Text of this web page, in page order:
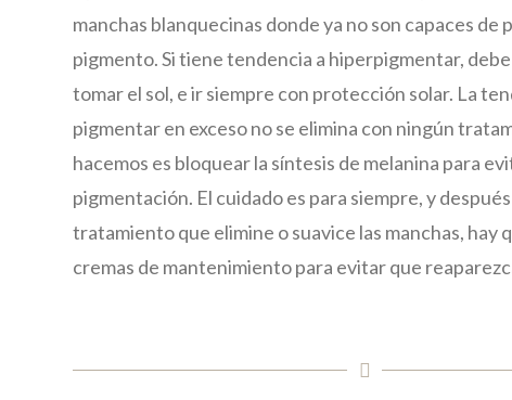
manchas blanquecinas donde ya no son capaces de
pigmento. Si tiene tendencia a hiperpigmentar,
tomar el sol, e ir siempre con protección solar. La
pigmentar en exceso no se elimina con ningún
hacemos es bloquear la síntesis de melanina para
pigmentación. El cuidado es para siempre, y
tratamiento que elimine o suavice las manchas, hay
cremas de mantenimiento para evitar que